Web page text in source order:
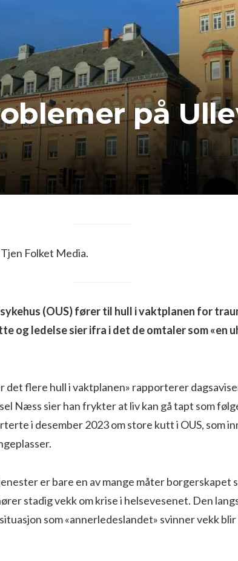
på
Folket Media.
(OUS) fører til hull i vaktplanen for
og ledelse sier ifra i det de omtaler som «en
det flere hull i vaktplanen» rapporterer
Næss sier han frykter at liv kan gå tapt som
i desember 2023 om store kutt i OUS, som
er bare en av mange måter borgerskapet
stadig vekk om krise i helsevesenet. Den
som «annerledeslandet» svinner vekk